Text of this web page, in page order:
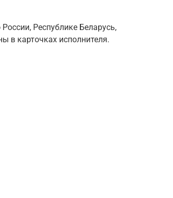
Республике Беларусь,
в карточках исполнителя.